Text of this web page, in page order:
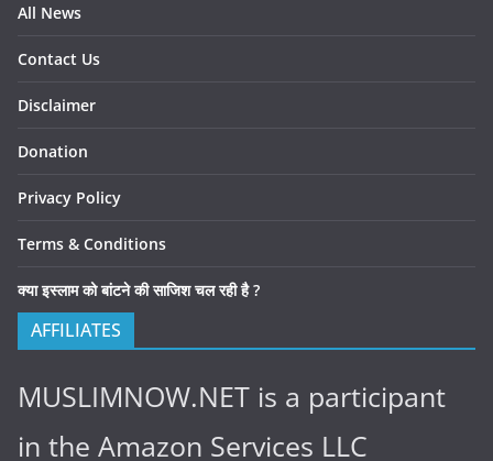
All News
Contact Us
Disclaimer
Donation
Privacy Policy
Terms & Conditions
क्या इस्लाम को बांटने की साजिश चल रही है ?
AFFILIATES
MUSLIMNOW.NET is a participant
in the Amazon Services LLC